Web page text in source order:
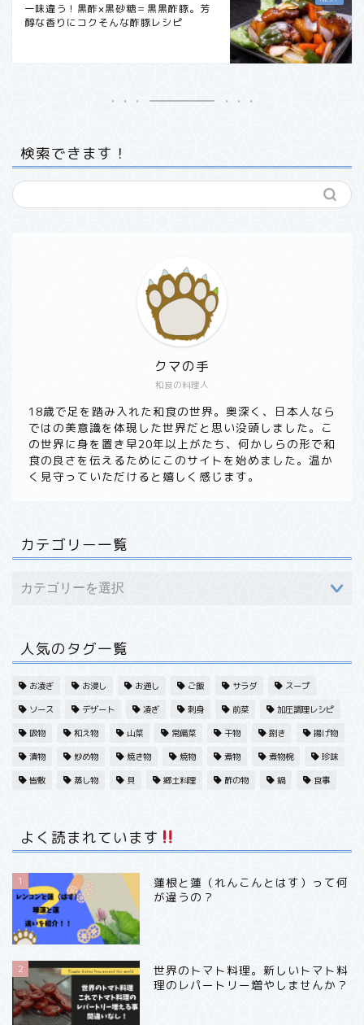
一味違う！黒酢×黒砂糖＝黒黒酢豚。芳
醇な香りにコクそんな酢豚レシピ
検索できます！
和食の料理人
クマの手
18歳で足を踏み入れた和食の世界。奥深く、日本人なら
ではの美意識を体現した世界だと思い没頭しました。こ
の世界に身を置き早20年以上がたち、何かしらの形で和
食の良さを伝えるためにこのサイトを始めました。温か
く見守っていただけると嬉しく感じます。
カテゴリー一覧
人気のタグ一覧
お凌ぎ お浸し お通し ご飯 サラダ スープ
ソース デザート 凌ぎ 刺身 前菜 加圧調理レシピ
吸物 和え物 山菜 常備菜 干物 捌き 揚げ物
漬物 炒め物 焼き物 焼物 煮物 煮物椀 珍味
皆敷 蒸し物 貝 郷土料理 酢の物 鍋 食事
よく読まれています
1
蓮根と蓮（れんこんとはす）って何
が違うの？
2
世界のトマト料理。新しいトマト料
理のレパートリー増やしませんか？
食材から探す
春・野菜
春・魚
夏・野菜
冬・魚